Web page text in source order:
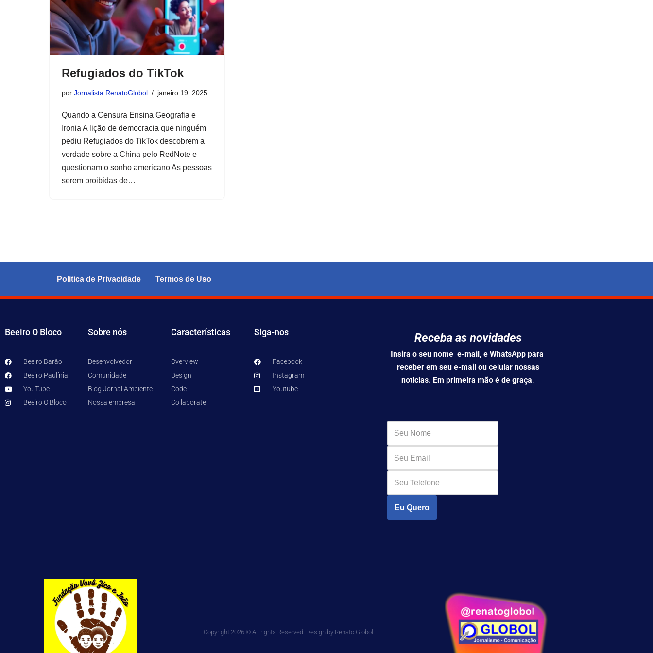
Refugiados do TikTok
por Jornalista RenatoGlobol janeiro 19, 2025
Quando a Censura Ensina Geografia e
Ironia A lição de democracia que ninguém
pediu Refugiados do TikTok descobrem a
verdade sobre a China pelo RedNote e
questionam o sonho americano As pessoas
serem proibidas de…
Politica de Privacidade Termos de Uso
Beeiro O Bloco
Beeiro Barão
Beeiro Paulínia
YouTube
Beeiro O Bloco
Sobre nós
Desenvolvedor
Comunidade
Blog Jornal Ambiente
Nossa empresa
Características
Overview
Design
Code
Collaborate
Siga-nos
Facebook
Instagram
Youtube
Receba as novidades
Insira o seu nome e-mail, e WhatsApp para
receber em seu e-mail ou celular nossas
noticias. Em primeira mão é de graça.
Eu Quero
Copyright 2026 © All rights Reserved. Design by Renato Globol